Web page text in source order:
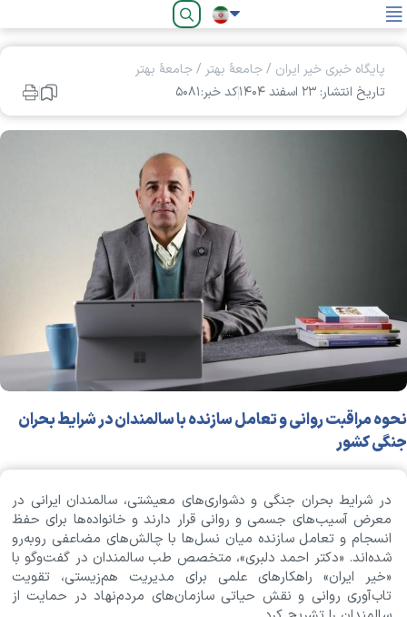
فارسی
پایگاه خبری خیر ایران /جامعۀ بهتر /جامعۀ بهتر
تاریخ انتشار: ۲۳ اسفند ۱۴۰۴
کد خبر:۵۰۸۱
نحوه مراقبت روانی و تعامل سازنده با سالمندان در شرایط بحران
جنگی کشور
در شرایط بحران جنگی و دشواری‌های معیشتی، سالمندان ایرانی در
معرض آسیب‌های جسمی و روانی قرار دارند و خانواده‌ها برای حفظ
انسجام و تعامل سازنده میان نسل‌ها با چالش‌های مضاعفی رو‌به‌رو
شده‌اند. «دکتر احمد دلبری»، متخصص طب سالمندان در گفت‌و‌گو با
«خیر ایران» راهکار‌های علمی برای مدیریت هم‌زیستی، تقویت
تاب‌آوری روانی و نقش حیاتی سازمان‌های مردم‌نهاد در حمایت از